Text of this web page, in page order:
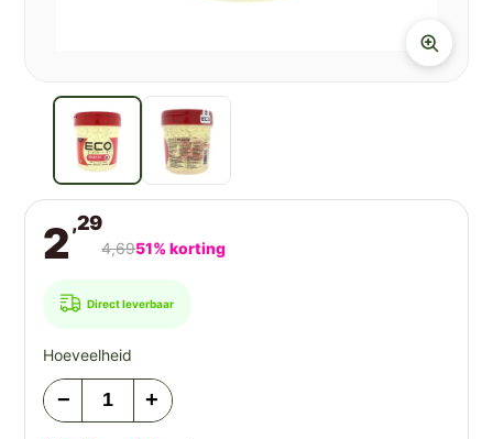
2,29
4,6951% korting
Direct leverbaar
Hoeveelheid
− +